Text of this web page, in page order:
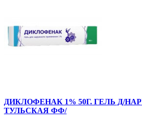
ДИКЛОФЕНАК 1% 50Г. ГЕЛЬ Д/
ТУЛЬСКАЯ ФФ/